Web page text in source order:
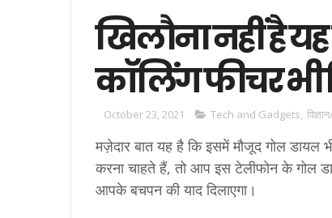
खिलौना नहीं है
कॉलिंग फीचर भी
October 23, 2021 Tech and Gadgets,
मज़ेदार बात यह है कि इसमें मौजूद गोल डायल
करना चाहते हैं, तो आप इस टेलीफोन के गोल
आपके बचपन की याद दिलाएगा।